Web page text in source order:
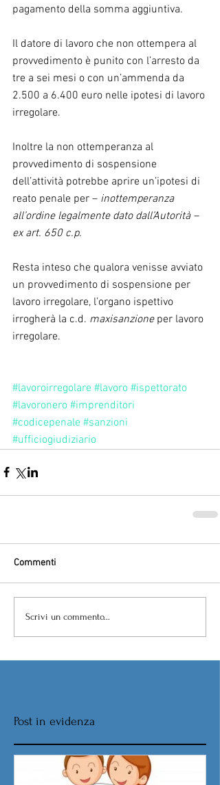
pagamento della somma aggiuntiva.
Il datore di lavoro che non ottempera al
provvedimento è punito con l’arresto da
tre a sei mesi o con un’ammenda da
2.500 a 6.400 euro nelle ipotesi di lavoro
irregolare.
Inoltre la non ottemperanza al
provvedimento di sospensione
dell’attività potrebbe aprire un’ipotesi di
reato penale per – inottemperanza
all’ordine legalmente dato dall’Autorità –
ex art. 650 c.p.
Resta inteso che qualora venisse avviato
un provvedimento di sospensione per
lavoro irregolare, l’organo ispettivo
irrogherà la c.d. maxisanzione per lavoro
irregolare.
#lavoroirregolare #lavoro #ispettorato
#lavoronero #imprenditori
#codicepenale #sanzioni
#ufficiogiudiziario
Commenti
Scrivi un commento...
Post in evidenza